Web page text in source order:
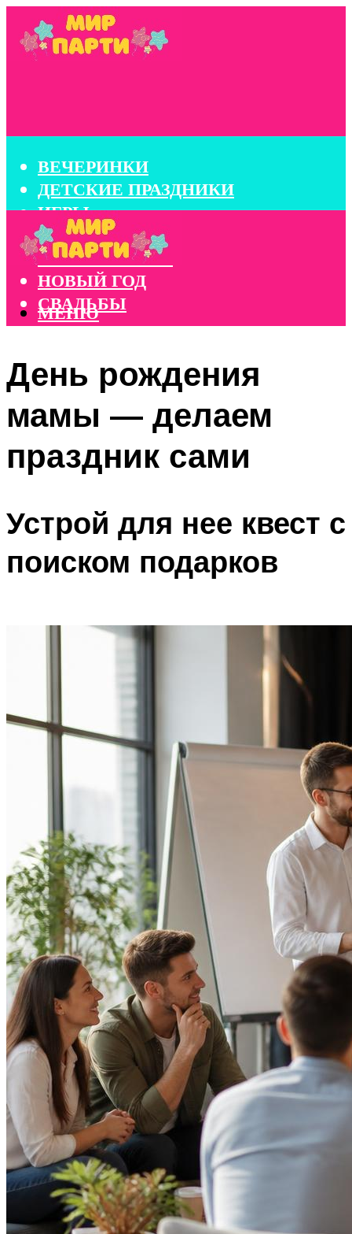
ВЕЧЕРИНКИ
ДЕТСКИЕ ПРАЗДНИКИ
ИГРЫ
КОНКУРСЫ
КОРПОРАТИВЫ
НОВЫЙ ГОД
СВАДЬБЫ
МЕНЮ
День рождения
мамы — делаем
праздник сами
Устрой для нее квест с
поиском подарков